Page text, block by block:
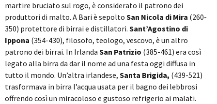
martire bruciato sul rogo, è considerato il patrono dei
produttori di malto. A Bari è sepolto San Nicola di Mira (260-
350) protettore di birrai e distillatori. Sant’Agostino di
Ippona (354-430), filosofo, teologo, vescovo, è un altro
patrono dei birrai. In Irlanda San Patrizio (385-461) era così
legato alla birra da dar il nome ad una festa oggi diffusa in
tutto il mondo. Un’altra irlandese, Santa Brigida, (439-521)
trasformava in birra l’acqua usata per il bagno dei lebbrosi
offrendo così un miracoloso e gustoso refrigerio ai malati.